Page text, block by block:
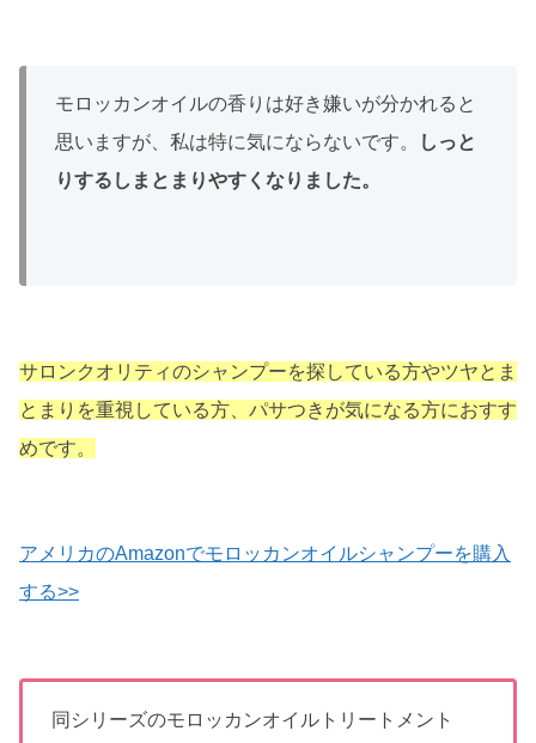
モロッカンオイルの香りは好き嫌いが分かれると
思いますが、私は特に気にならないです。
しっと
りするしまとまりやすくなりました。
サロンクオリティのシャンプーを探している方やツヤとま
とまりを重視している方、パサつきが気になる方におすす
めです。
アメリカのAmazonでモロッカンオイルシャンプーを購入
する>>
同シリーズのモロッカンオイルトリートメント